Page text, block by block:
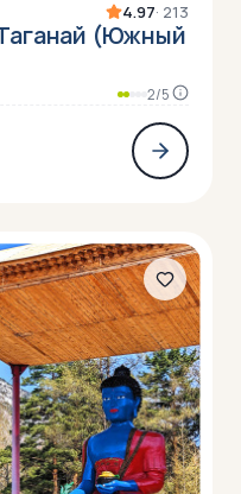
4.97· 213
(Южный
2/5